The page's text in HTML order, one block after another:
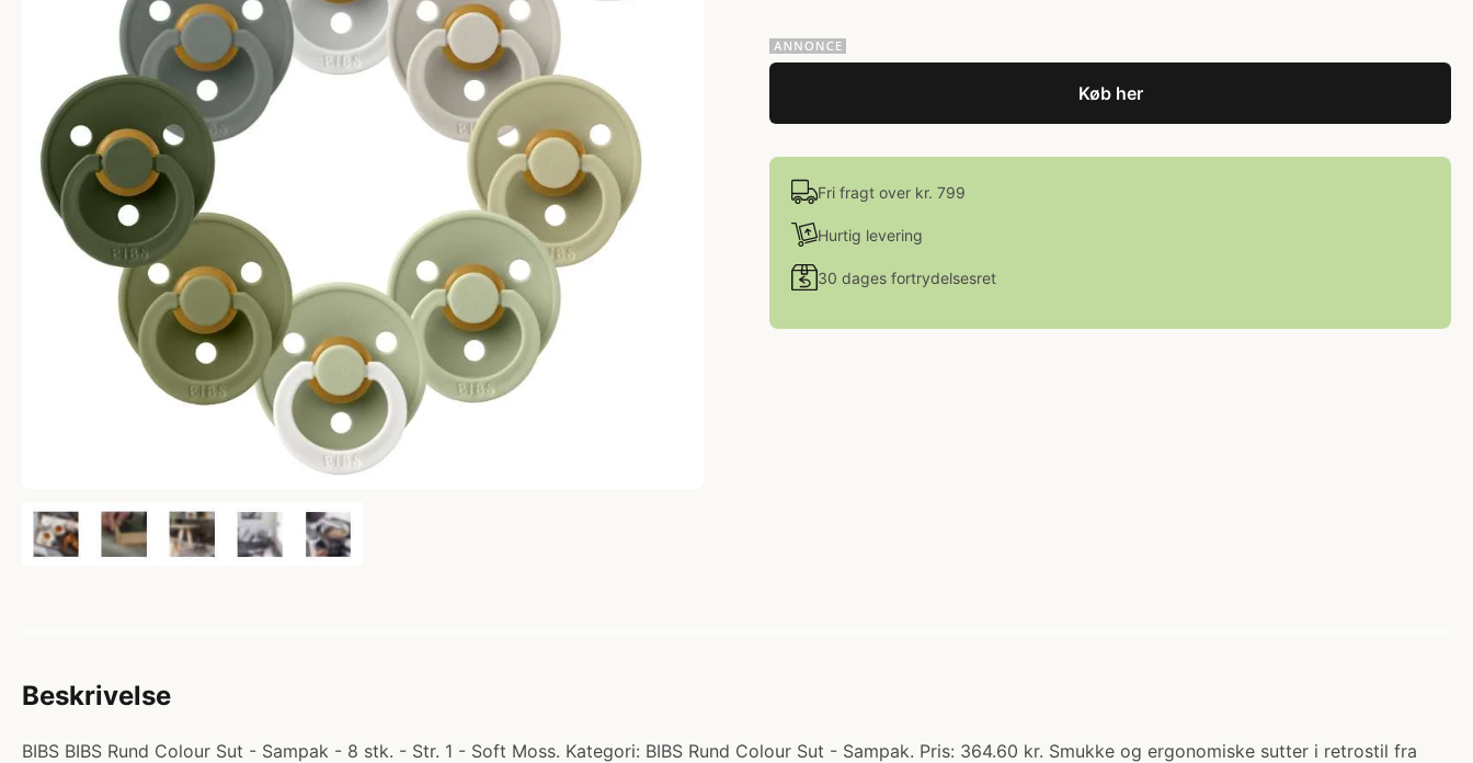
Køb her
Fri fragt over kr. 799
Hurtig levering
30 dages fortrydelsesret
Beskrivelse
BIBS BIBS Rund Colour Sut - Sampak - 8 stk. - Str. 1 - Soft Moss. Kategori: BIBS Rund Colour Sut - Sampak. Pris: 364.60 kr. Smukke og ergonomiske sutter i retrostil fra